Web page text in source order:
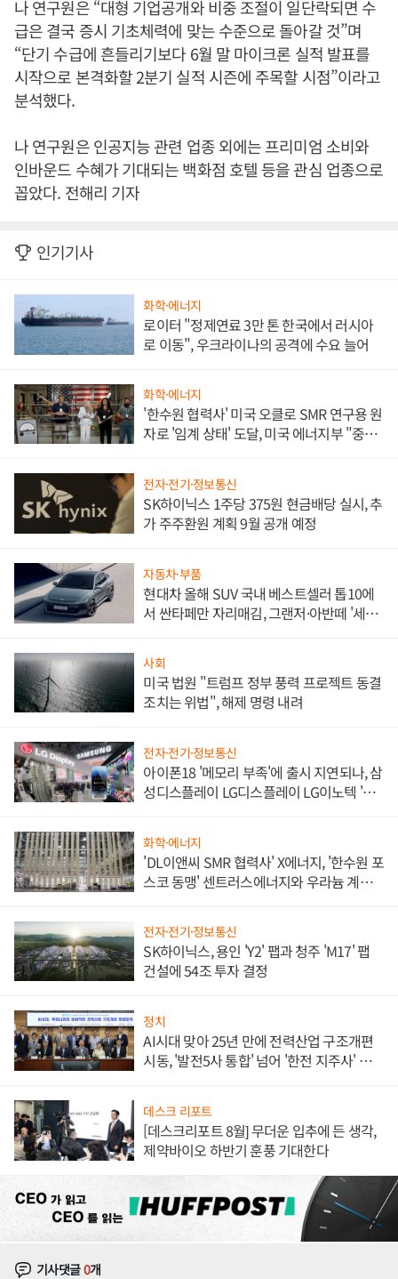
나 연구원은 “대형 기업공개와 비중 조절이 일단락되면 수
급은 결국 증시 기초체력에 맞는 수준으로 돌아갈 것”며
“단기 수급에 흔들리기보다 6월 말 마이크론 실적 발표를
시작으로 본격화할 2분기 실적 시즌에 주목할 시점”이라고
분석했다.
나 연구원은 인공지능 관련 업종 외에는 프리미엄 소비와
인바운드 수혜가 기대되는 백화점 호텔 등을 관심 업종으로
꼽았다. 전해리 기자
인기기사
화학·에너지
로이터 "정제연료 3만 톤 한국에서 러시아
로 이동", 우크라이나의 공격에 수요 늘어
화학·에너지
'한수원 협력사' 미국 오클로 SMR 연구용 원
자로 '임계 상태' 도달, 미국 에너지부 "중요
전자·전기·정보통신
SK하이닉스 1주당 375원 현금배당 실시, 추
가 주주환원 계획 9월 공개 예정
자동차·부품
현대차 올해 SUV 국내 베스트셀러 톱10에
서 싼타페만 자리매김, 그랜저·아반떼 '세단
사회
미국 법원 "트럼프 정부 풍력 프로젝트 동결
조치는 위법", 해제 명령 내려
전자·전기·정보통신
아이폰18 '메모리 부족'에 출시 지연되나, 삼
성디스플레이 LG디스플레이 LG이노텍 '탈
화학·에너지
'DL이앤씨 SMR 협력사' X에너지, '한수원 포
스코 동맹' 센트러스에너지와 우라늄 계약
전자·전기·정보통신
SK하이닉스, 용인 'Y2' 팹과 청주 'M17' 팹
건설에 54조 투자 결정
정치
AI시대 맞아 25년 만에 전력산업 구조개편
시동, '발전5사 통합' 넘어 '한전 지주사' 재편
데스크 리포트
[데스크리포트 8월] 무더운 입추에 든 생각,
제약바이오 하반기 훈풍 기대한다
기사댓글0개